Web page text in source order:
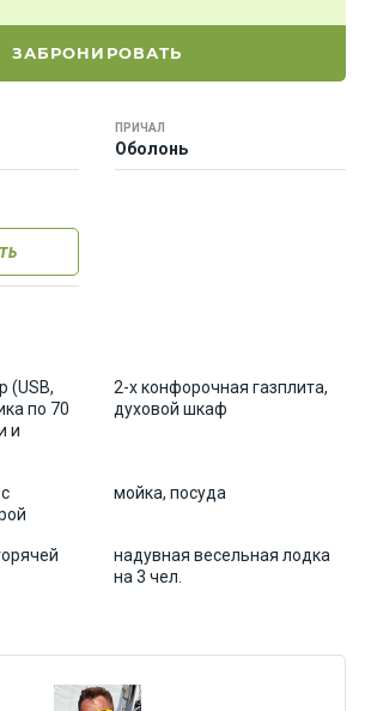
ЗАБРОНИРОВАТЬ
ПРИЧАЛ
Оболонь
(USB,
по 70
и
2-х конфорочная газплита,
духовой шкаф
мойка, посуда
надувная весельная лодка
на 3 чел.